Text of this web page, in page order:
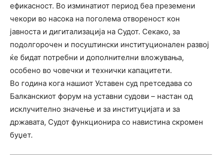
ефикасност. Во изминатиот период беа преземени
чекори во насока на поголема отвореност кон
јавноста и дигитализација на Судот. Секако, за
подолгорочен и посуштински институционален развој
ќе бидат потребни и дополнителни вложувања,
особено во човечки и технички капацитети.
Во година кога нашиот Уставен суд претседава со
Балканскиот форум на уставни судови – настан од
исклучително значење и за институцијата и за
државата, Судот функционира со навистина скромен
буџет.